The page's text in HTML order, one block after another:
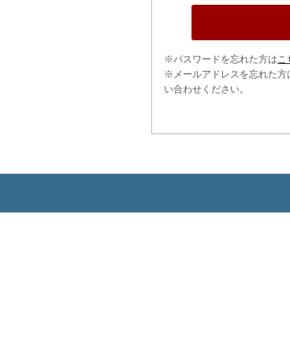
※パスワードを忘れた方はこ
※メールアドレスを忘れた方
い合わせください。